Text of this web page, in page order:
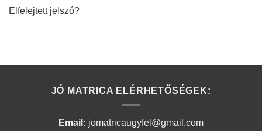
Elfelejtett jelszó?
JÓ MATRICA ELÉRHETŐSÉGEK:
Email: jomatricaugyfel@gmail.com